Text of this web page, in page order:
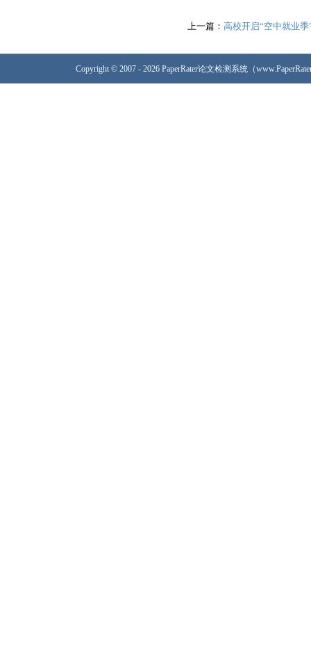
上一篇： 高校开启“空中就业季
Copyright © 2007 - 2026 PaperRater论文检测系统（